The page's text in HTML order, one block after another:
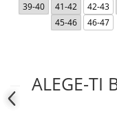
39-40
41-42 42-43
45-46
46-47
ALEGE-TI